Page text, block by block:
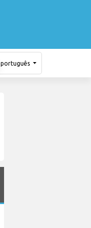
português